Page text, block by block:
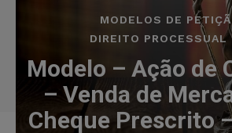
MODELOS DE
DIREITO PROCESSUAL
Modelo – Ação de
– Venda de
Cheque Prescrito